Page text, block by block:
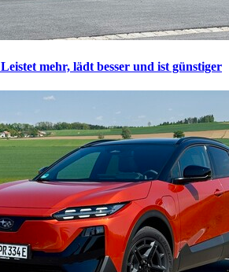
Leistet mehr, lädt besser und ist günstiger